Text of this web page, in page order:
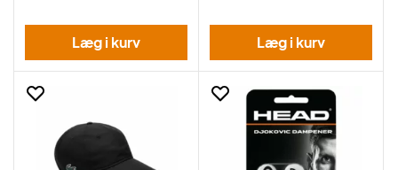
Læg i kurv Læg i kurv